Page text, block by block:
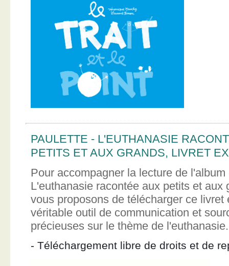
PAULETTE - L'EUTHANASIE
PETITS ET AUX GRANDS, LIVRET
Pour accompagner la lecture de
L'euthanasie racontée aux petits et aux
vous proposons de télécharger ce livret
véritable outil de communication et
précieuses sur le thème de l'euthanasie.
- Téléchargement libre de droits et de